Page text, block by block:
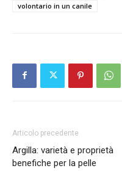
volontario in un canile
Articolo precedente
Argilla: varietà e proprietà
benefiche per la pelle